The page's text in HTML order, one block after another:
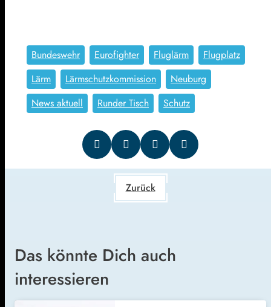
Bundeswehr Eurofighter Fluglärm
Flugplatz
Lärm
Lärmschutzkommission
Neuburg
News aktuell
Runder Tisch Schutz
Zurück
Das könnte Dich auch
interessieren